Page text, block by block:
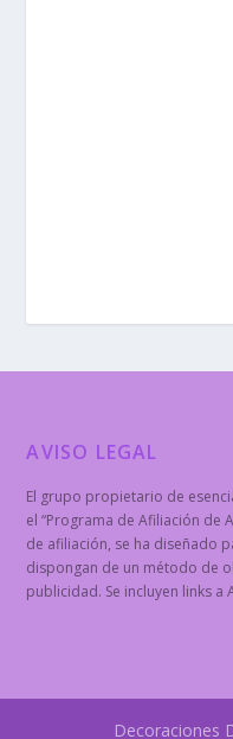
AVISO LEGAL
El grupo propietario de
el “Programa de Afiliación de
de afiliación, se ha diseñado
dispongan de un método de
publicidad. Se incluyen links a
Decoraciones